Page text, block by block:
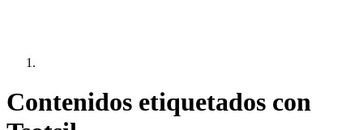
Contenidos etiquetados con